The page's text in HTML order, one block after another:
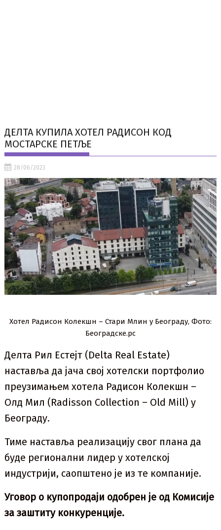
ДЕЛТА КУПИЛА ХОТЕЛ РАДИСОН КОД
МОСТАРСКЕ ПЕТЉЕ
28/06/2023
Хотел Радисон Колекшн – Стари Млин у Београду, Фото:
Београдске.рс
Делта Рил Естејт (Delta Real Estate)
наставља да јача свој хотелски портфолио
преузимањем хотела Радисон Колекшн –
Олд Мил (Radisson Collection – Old Mill) у
Београду.
Тиме наставља реализацију свог плана да
буде регионални лидер у хотелској
индустрији, саопштено је из те компаније.
Уговор о купопродаји одобрен је од Комисије
за заштиту конкуренције.